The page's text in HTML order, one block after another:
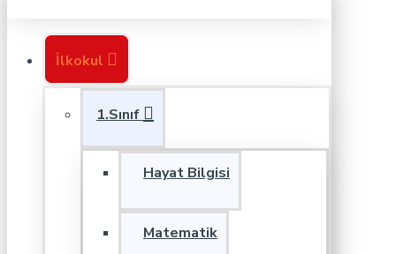
İlkokul
1.Sınıf
Hayat Bilgisi
Matematik